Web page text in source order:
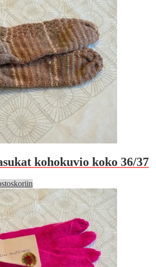
kohokuvio koko 36/37